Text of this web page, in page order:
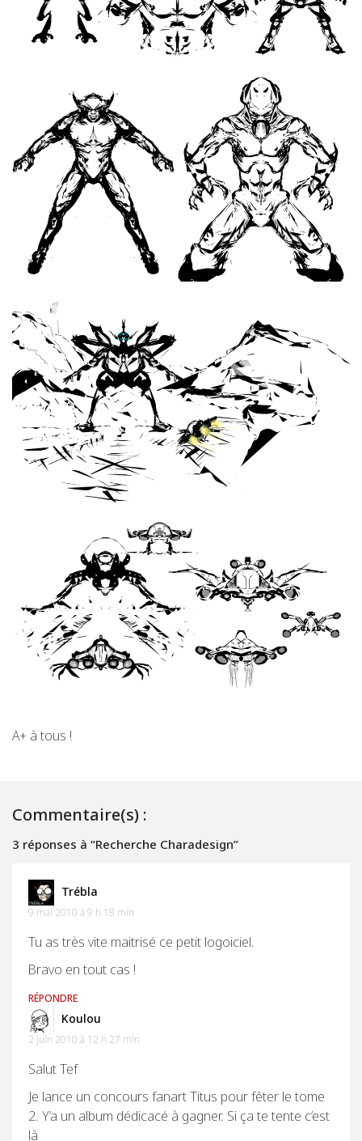
A+ à tous !
Commentaire(s) :
3 réponses à “Recherche Charadesign”
Trébla
9 mai 2010 à 9 h 18 min
Tu as très vite maitrisé ce petit logoiciel.
Bravo en tout cas !
RÉPONDRE
Koulou
2 juin 2010 à 12 h 27 min
Salut Tef
Je lance un concours fanart Titus pour fêter le tome
2. Y’a un album dédicacé à gagner. Si ça te tente c’est
là